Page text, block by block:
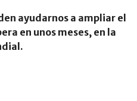
ayudarnos a ampliar el
en unos meses, en la